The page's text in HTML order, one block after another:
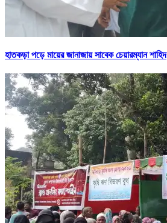
হাতকড়া পড়ে মায়ের জানাজায় সাবেক চেয়ারম্যান শাহিদ